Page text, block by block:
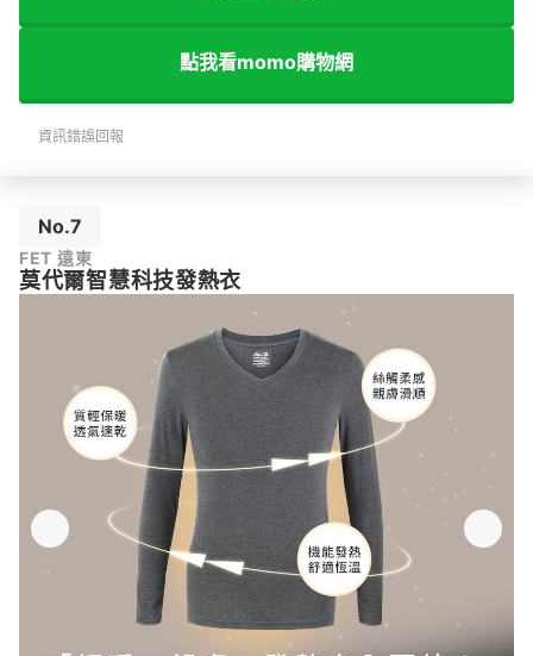
點我看momo購物網
資訊錯誤回報
No.7
FET 遠東
莫代爾智慧科技發熱衣